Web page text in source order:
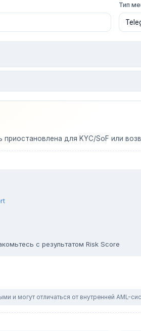
Тип
для KYC/SoF или
с результатом Risk Score
и могут отличаться от внутренней AML-